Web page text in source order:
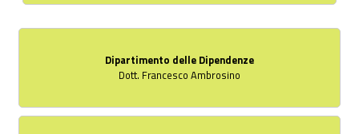
Dipartimento delle Dipendenze
Dott. Francesco Ambrosino